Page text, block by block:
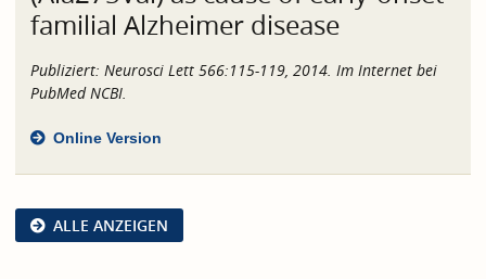
familial Alzheimer disease
Publiziert: Neurosci Lett 566:115-119, 2014. Im Internet bei
PubMed NCBI.
Online Version
ALLE ANZEIGEN